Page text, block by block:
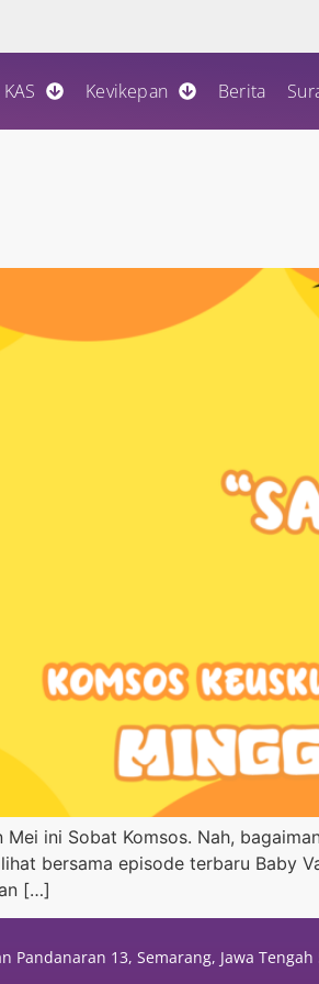
Kevikepan Berita
ini Sobat Komsos. Nah,
bersama episode terbaru Baby
[…]
Pandanaran 13, Semarang, Jawa Tengah